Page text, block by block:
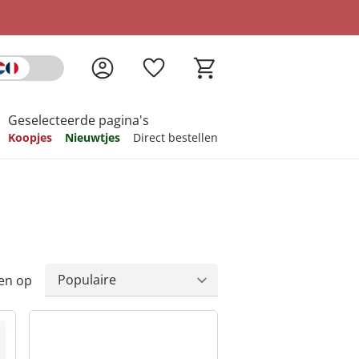
Geselecteerde pagina's
Koopjes Nieuwtjes Direct bestellen
op